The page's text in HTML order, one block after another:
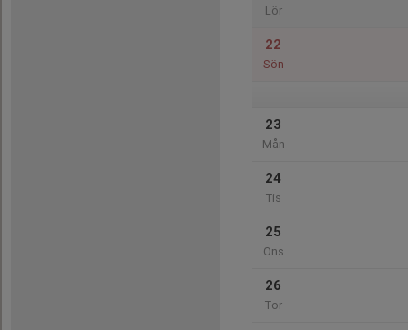
Lör
22
Sön
23
Mån
24
Tis
25
Ons
26
Tor